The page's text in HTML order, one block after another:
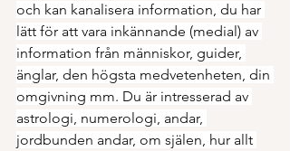
och kan kanalisera information, du har
lätt för att vara inkännande (medial) av
information från människor, guider,
änglar, den högsta medvetenheten, din
omgivning mm. Du är intresserad av
astrologi, numerologi, andar,
jordbunden andar, om själen, hur allt